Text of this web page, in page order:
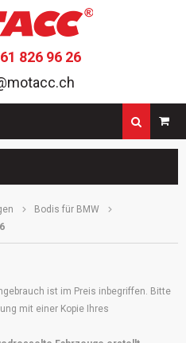
826 96 26
Suchbegriffe
Bodis für BMW
ist im Preis inbegriffen. Bitte
mit einer Kopie Ihres